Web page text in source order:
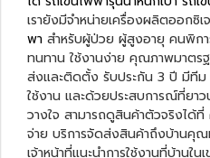
เรายังมีจำหน่ายเครื่องผลิตออกซิเ
พา สำหรับผู้ป่วย ผู้สูงอายุ คนพิก
ทนทาน ใช้งานง่าย คุณภาพมาตร
ส่งและติดตั้ง รับประกัน 3 ปี มีที
ใช้งาน และด้วยประสบการณ์ที่ยา
วางใจ สามารถดูสินค้าตัวจริงได้
จ่าย บริการจัดส่งสินค้าถึงบ้านคุ
เจ้าหน้าที่แนะนำการใช้งานที่บ้านใ